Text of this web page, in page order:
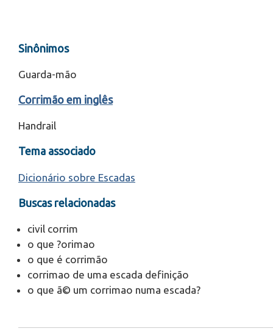
Sinônimos
Guarda-mão
Corrimão em inglês
Handrail
Tema associado
Dicionário sobre Escadas
Buscas relacionadas
civil corrim
o que ?orimao
o que é corrimão
corrimao de uma escada definição
o que ã© um corrimao numa escada?